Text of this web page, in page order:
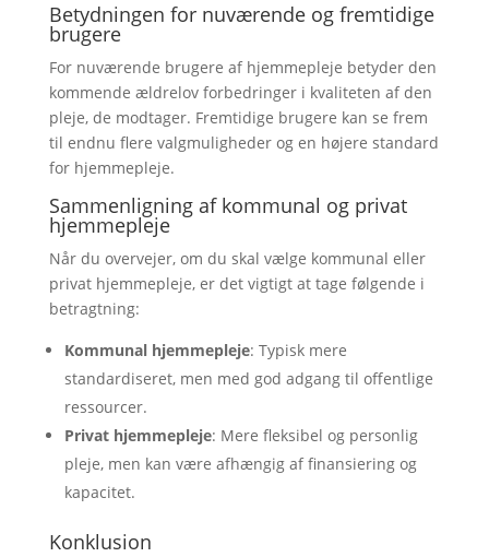
Betydningen for nuværende og fremtidige
brugere
For nuværende brugere af hjemmepleje betyder den
kommende ældrelov forbedringer i kvaliteten af den
pleje, de modtager. Fremtidige brugere kan se frem
til endnu flere valgmuligheder og en højere standard
for hjemmepleje.
Sammenligning af kommunal og privat
hjemmepleje
Når du overvejer, om du skal vælge kommunal eller
privat hjemmepleje, er det vigtigt at tage følgende i
betragtning:
Kommunal hjemmepleje: Typisk mere
standardiseret, men med god adgang til offentlige
ressourcer.
Privat hjemmepleje: Mere fleksibel og personlig
pleje, men kan være afhængig af finansiering og
kapacitet.
Konklusion